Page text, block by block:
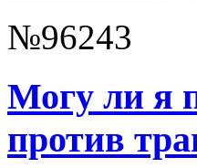
№96243
Могу ли я
против